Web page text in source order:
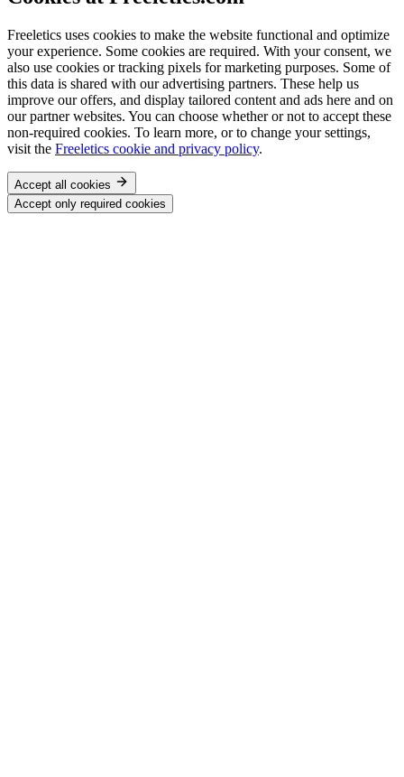
Freeletics uses cookies to make the website functional and optimize
your experience. Some cookies are required. With your consent, we
also use cookies or tracking pixels for marketing purposes. Some of
this data is shared with our advertising partners. These help us
improve our offers, and display tailored content and ads here and on
our partner websites. You can choose whether or not to accept these
non-required cookies. To learn more, or to change your settings,
visit the Freeletics cookie and privacy policy.
Accept all cookies
Accept only required cookies